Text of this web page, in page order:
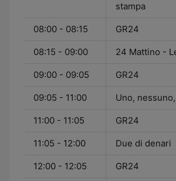
stampa
08:00 - 08:15 GR24
08:15 - 09:00 24 Mattino -
09:00 - 09:05 GR24
09:05 - 11:00 Uno,
11:00 - 11:05 GR24
11:05 - 12:00 Due di denari
12:00 - 12:05 GR24